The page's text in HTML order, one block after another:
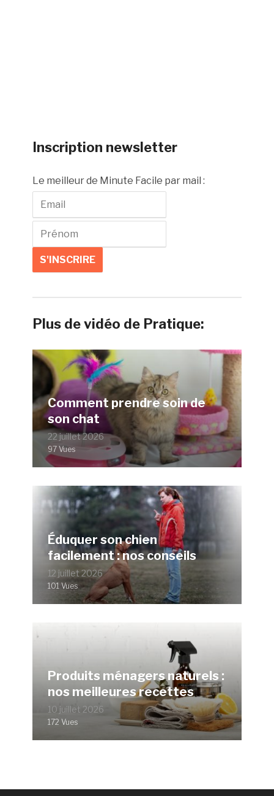
Inscription newsletter
Le meilleur de Minute Facile par mail :
Plus de vidéo de Pratique:
Comment prendre soin de
son chat
22 juillet 2026
97 Vues
Éduquer son chien
facilement : nos conseils
12 juillet 2026
101 Vues
Produits ménagers naturels :
nos meilleures recettes
10 juillet 2026
172 Vues